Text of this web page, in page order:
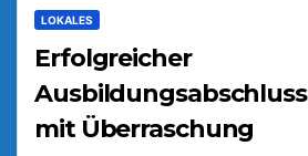
LOKALES
Erfolgreicher
mit Überraschung